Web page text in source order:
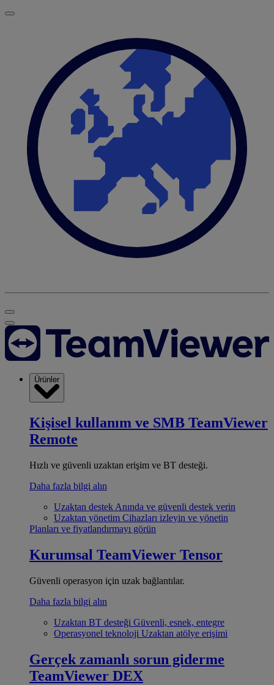
Ürünler
Kişisel kullanım ve SMB TeamViewer
Remote
Hızlı ve güvenli uzaktan erişim ve BT desteği.
Daha fazla bilgi alın
Uzaktan destek Anında ve güvenli destek verin
Uzaktan yönetim Cihazları izleyin ve yönetin
Planları ve fiyatlandırmayı görün
Kurumsal TeamViewer Tensor
Güvenli operasyon için uzak bağlantılar.
Daha fazla bilgi alın
Uzaktan BT desteği Güvenli, esnek, entegre
Operasyonel teknoloji Uzaktan atölye erişimi
Gerçek zamanlı sorun giderme
TeamViewer DEX